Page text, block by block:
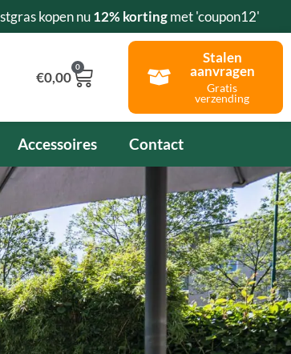
kopen nu12% kortingmet 'coupon12'
€0,00
0
Winkelwagen
Stalen
aanvragen
Gratis
verzending
Accessoires Contact